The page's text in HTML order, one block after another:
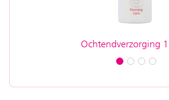
Ochtendverzorging